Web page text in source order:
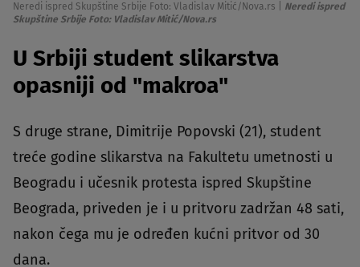
Neredi ispred Skupštine Srbije Foto: Vladislav Mitić/Nova.rs
Neredi ispred
Skupštine Srbije Foto: Vladislav Mitić/Nova.rs
U Srbiji student slikarstva
opasniji od "makroa"
S druge strane, Dimitrije Popovski (21), student
treće godine slikarstva na Fakultetu umetnosti u
Beogradu i učesnik protesta ispred Skupštine
Beograda, priveden je i u pritvoru zadržan 48 sati,
nakon čega mu je određen kućni pritvor od 30
dana.